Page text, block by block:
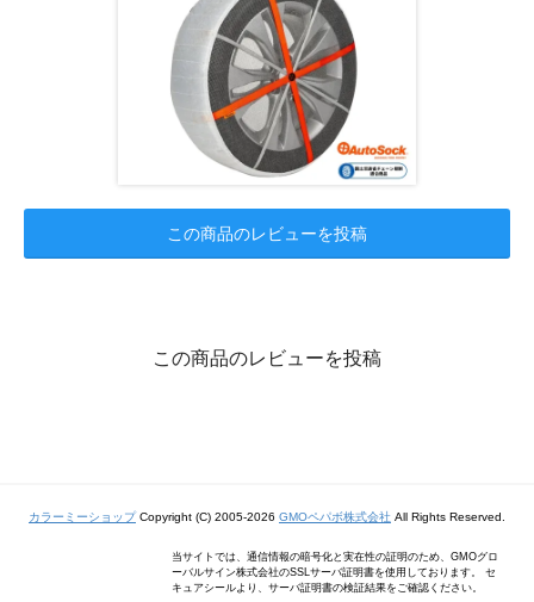
この商品のレビューを投稿
この商品のレビューを投稿
カラーミーショップCopyright (C) 2005-2026 GMOペパボ株式会社 All Rights Reserved.
当サイトでは、通信情報の暗号化と実在性の証明のため、GMOグロ
ーバルサイン株式会社のSSLサーバ証明書を使用しております。 セ
キュアシールより、サーバ証明書の検証結果をご確認ください。